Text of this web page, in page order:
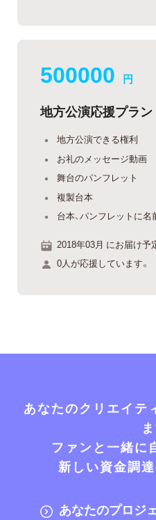
500000 円
地方公演応援プラン
地方公演できる権利
お礼のメッセージ動画
舞台のパンフレット
複製台本
台本、パンフレットに
2018年03月 にお届け予
0人が応援しています。
あなたのクリエイテ
ファンと一緒に
新しい資金調
あなたのプロジ